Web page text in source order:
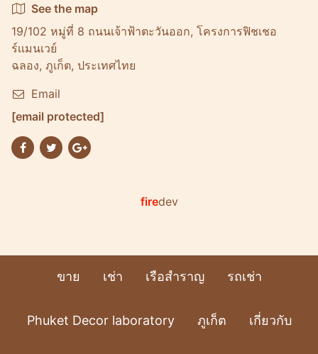
See the map
19/102 หมู่ที่ 8 ถนนเจ้าฟ้าตะวันออก, โครงการฟิชเชอ
ร์เเมนเวย์
ฉลอง, ภูเก็ต, ประเทศไทย
Email
[email protected]
firedev
ขาย เช่า เรือสำราญ รถเช่า
Phuket Decor laboratory ภูเก็ต เกี่ยวกับ